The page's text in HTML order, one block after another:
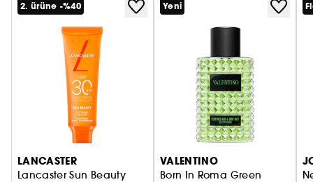
2. ürüne -%40
LANCASTER
Lancaster Sun Beauty
Yeni
VALENTINO
Born In Roma Green